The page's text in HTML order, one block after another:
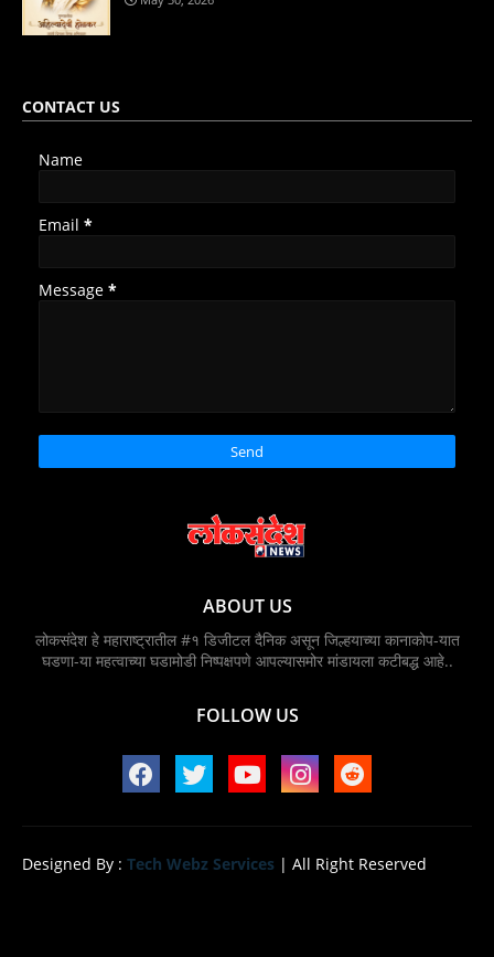
CONTACT US
Name
Email *
Message *
ABOUT US
लोकसंदेश हे महाराष्ट्रातील #१ डिजीटल दैनिक असून जिल्हयाच्या कानाकोप-यात
घडणा-या महत्वाच्या घडामोडी निष्पक्षपणे आपल्यासमोर मांडायला कटीबद्ध आहे..
FOLLOW US
Designed By : Tech Webz Services | All Right Reserved